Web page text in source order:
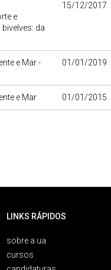
e
da
15/12/2017
e Mar -
01/01/2019
e Mar 01/01/2015
LINKS RÁPIDOS
sobre a ua
cursos